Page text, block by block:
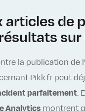
articles de
sur
la publication de
Pikk.fr peut
parfaitement.
Analytics montrent